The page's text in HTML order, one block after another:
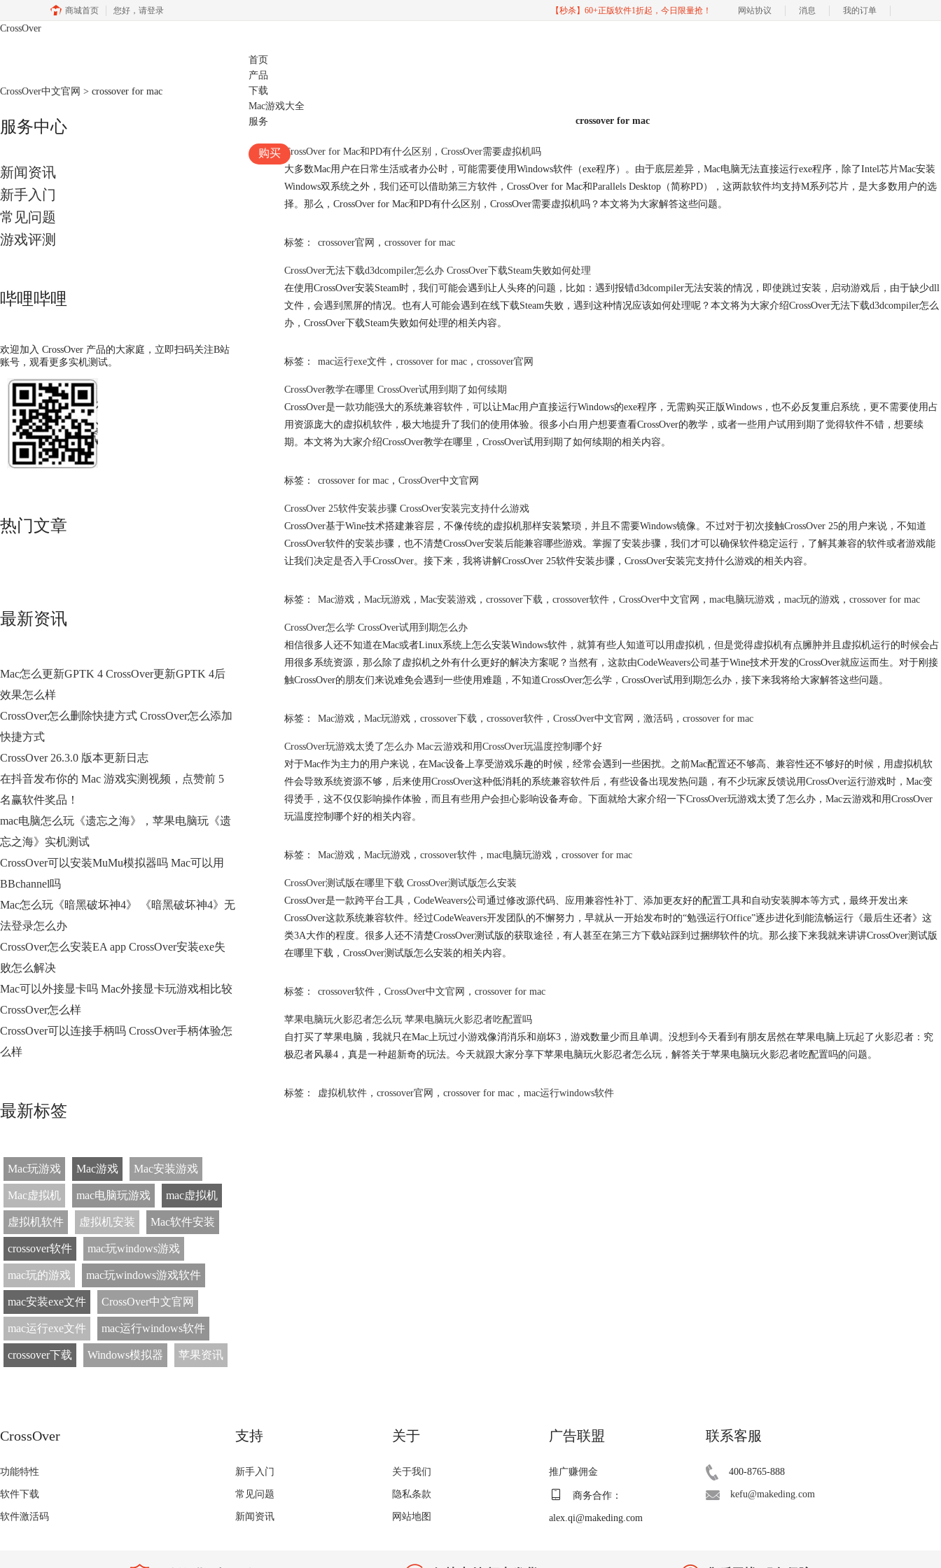
商城首页 您好， 请登录 【秒杀】60+正版软件1折起，今日限量抢！ 网站协议 消息 我的订单
CrossOver
首页
产品
下载
Mac游戏大全
服务
购买
CrossOver中文官网 > crossover for mac
服务中心
新闻资讯
新手入门
常见问题
游戏评测
哔哩哔哩
欢迎加入 CrossOver 产品的大家庭，立即扫码关注B站
账号，观看更多实机测试。
热门文章
最新资讯
Mac怎么更新GPTK 4 CrossOver更新GPTK 4后
效果怎么样
CrossOver怎么删除快捷方式 CrossOver怎么添加
快捷方式
CrossOver 26.3.0 版本更新日志
在抖音发布你的 Mac 游戏实测视频，点赞前 5
名赢软件奖品！
mac电脑怎么玩《遗忘之海》，苹果电脑玩《遗
忘之海》实机测试
CrossOver可以安装MuMu模拟器吗 Mac可以用
BBchannel吗
Mac怎么玩《暗黑破坏神4》 《暗黑破坏神4》无
法登录怎么办
CrossOver怎么安装EA app CrossOver安装exe失
败怎么解决
Mac可以外接显卡吗 Mac外接显卡玩游戏相比较
CrossOver怎么样
CrossOver可以连接手柄吗 CrossOver手柄体验怎
么样
最新标签
Mac玩游戏 Mac游戏 Mac安装游戏
Mac虚拟机 mac电脑玩游戏 mac虚拟机
虚拟机软件 虚拟机安装 Mac软件安装
crossover软件 mac玩windows游戏
mac玩的游戏 mac玩windows游戏软件
mac安装exe文件 CrossOver中文官网
mac运行exe文件 mac运行windows软件
crossover下载 Windows模拟器 苹果资讯
crossover for mac
CrossOver for Mac和PD有什么区别，CrossOver需要虚拟机吗
大多数Mac用户在日常生活或者办公时，可能需要使用Windows软件（exe程序）。由于底层差异，Mac电脑无法直接运行exe程序，除了Intel芯片Mac安装
Windows双系统之外，我们还可以借助第三方软件，CrossOver for Mac和Parallels Desktop（简称PD），这两款软件均支持M系列芯片，是大多数用户的选
择。那么，CrossOver for Mac和PD有什么区别，CrossOver需要虚拟机吗？本文将为大家解答这些问题。
标签： crossover官网 ， crossover for mac
CrossOver无法下载d3dcompiler怎么办 CrossOver下载Steam失败如何处理
在使用CrossOver安装Steam时，我们可能会遇到让人头疼的问题，比如：遇到报错d3dcompiler无法安装的情况，即使跳过安装，启动游戏后，由于缺少dll
文件，会遇到黑屏的情况。也有人可能会遇到在线下载Steam失败，遇到这种情况应该如何处理呢？本文将为大家介绍CrossOver无法下载d3dcompiler怎么
办，CrossOver下载Steam失败如何处理的相关内容。
标签： mac运行exe文件 ， crossover for mac ， crossover官网
CrossOver教学在哪里 CrossOver试用到期了如何续期
CrossOver是一款功能强大的系统兼容软件，可以让Mac用户直接运行Windows的exe程序，无需购买正版Windows，也不必反复重启系统，更不需要使用占
用资源庞大的虚拟机软件，极大地提升了我们的使用体验。很多小白用户想要查看CrossOver的教学，或者一些用户试用到期了觉得软件不错，想要续
期。本文将为大家介绍CrossOver教学在哪里，CrossOver试用到期了如何续期的相关内容。
标签： crossover for mac ， CrossOver中文官网
CrossOver 25软件安装步骤 CrossOver安装完支持什么游戏
CrossOver基于Wine技术搭建兼容层，不像传统的虚拟机那样安装繁琐，并且不需要Windows镜像。不过对于初次接触CrossOver 25的用户来说，不知道
CrossOver软件的安装步骤，也不清楚CrossOver安装后能兼容哪些游戏。掌握了安装步骤，我们才可以确保软件稳定运行，了解其兼容的软件或者游戏能
让我们决定是否入手CrossOver。接下来，我将讲解CrossOver 25软件安装步骤，CrossOver安装完支持什么游戏的相关内容。
标签： Mac游戏 ， Mac玩游戏 ， Mac安装游戏 ， crossover下载 ， crossover软件 ， CrossOver中文官网 ， mac电脑玩游戏 ， mac玩的游戏 ， crossover for mac
CrossOver怎么学 CrossOver试用到期怎么办
相信很多人还不知道在Mac或者Linux系统上怎么安装Windows软件，就算有些人知道可以用虚拟机，但是觉得虚拟机有点臃肿并且虚拟机运行的时候会占
用很多系统资源，那么除了虚拟机之外有什么更好的解决方案呢？当然有，这款由CodeWeavers公司基于Wine技术开发的CrossOver就应运而生。对于刚接
触CrossOver的朋友们来说难免会遇到一些使用难题，不知道CrossOver怎么学，CrossOver试用到期怎么办，接下来我将给大家解答这些问题。
标签： Mac游戏 ， Mac玩游戏 ， crossover下载 ， crossover软件 ， CrossOver中文官网 ， 激活码 ， crossover for mac
CrossOver玩游戏太烫了怎么办 Mac云游戏和用CrossOver玩温度控制哪个好
对于Mac作为主力的用户来说，在Mac设备上享受游戏乐趣的时候，经常会遇到一些困扰。之前Mac配置还不够高、兼容性还不够好的时候，用虚拟机软
件会导致系统资源不够，后来使用CrossOver这种低消耗的系统兼容软件后，有些设备出现发热问题，有不少玩家反馈说用CrossOver运行游戏时，Mac变
得烫手，这不仅仅影响操作体验，而且有些用户会担心影响设备寿命。下面就给大家介绍一下CrossOver玩游戏太烫了怎么办，Mac云游戏和用CrossOver
玩温度控制哪个好的相关内容。
标签： Mac游戏 ， Mac玩游戏 ， crossover软件 ， mac电脑玩游戏 ， crossover for mac
CrossOver测试版在哪里下载 CrossOver测试版怎么安装
CrossOver是一款跨平台工具，CodeWeavers公司通过修改源代码、应用兼容性补丁、添加更友好的配置工具和自动安装脚本等方式，最终开发出来
CrossOver这款系统兼容软件。经过CodeWeavers开发团队的不懈努力，早就从一开始发布时的“勉强运行Office”逐步进化到能流畅运行《最后生还者》这
类3A大作的程度。很多人还不清楚CrossOver测试版的获取途径，有人甚至在第三方下载站踩到过捆绑软件的坑。那么接下来我就来讲讲CrossOver测试版
在哪里下载，CrossOver测试版怎么安装的相关内容。
标签： crossover软件 ， CrossOver中文官网 ， crossover for mac
苹果电脑玩火影忍者怎么玩 苹果电脑玩火影忍者吃配置吗
自打买了苹果电脑，我就只在Mac上玩过小游戏像消消乐和崩坏3，游戏数量少而且单调。没想到今天看到有朋友居然在苹果电脑上玩起了火影忍者：究
极忍者风暴4，真是一种超新奇的玩法。今天就跟大家分享下苹果电脑玩火影忍者怎么玩，解答关于苹果电脑玩火影忍者吃配置吗的问题。
标签： 虚拟机软件 ， crossover官网 ， crossover for mac ， mac运行windows软件
CrossOver
功能特性
软件下载
软件激活码
支持
新手入门
常见问题
新闻资讯
关于
关于我们
隐私条款
网站地图
广告联盟
推广赚佣金
商务合作：
alex.qi@makeding.com
联系客服
400-8765-888
kefu@makeding.com